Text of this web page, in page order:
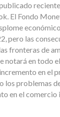
El Fondo
pero las
fronteras de
notará en todo
en el
los problemas
en el comercio